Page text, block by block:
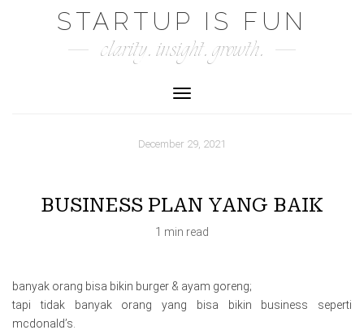
STARTUP IS FUN
clarity. insight. growth.
Toggle Navigation
December 29, 2021
BUSINESS PLAN YANG BAIK
1 min read
banyak orang bisa bikin burger & ayam goreng;
tapi tidak banyak orang yang bisa bikin business seperti
mcdonald’s.